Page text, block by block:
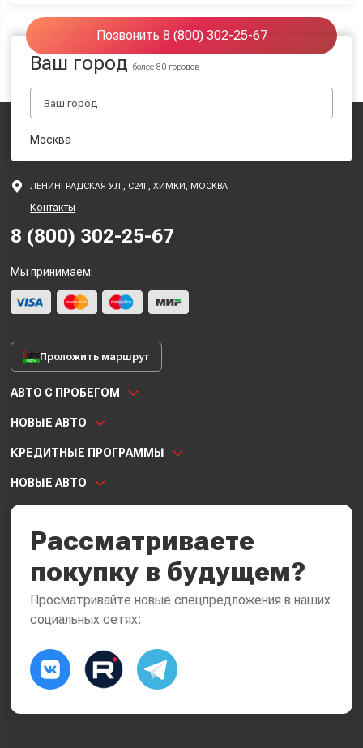
Позвонить 8 (800) 302-25-67
Ваш городболее 80 городов
Москва
ЛЕНИНГРАДСКАЯ УЛ., С24Г, ХИМКИ, МОСКВА
Контакты
8 (800) 302-25-67
Мы принимаем:
Проложить маршрут
АВТО С ПРОБЕГОМ
НОВЫЕ АВТО
КРЕДИТНЫЕ ПРОГРАММЫ
НОВЫЕ АВТО
Рассматриваете
покупку в будущем?
Просматривайте новые спецпредложения в наших
социальных сетях: